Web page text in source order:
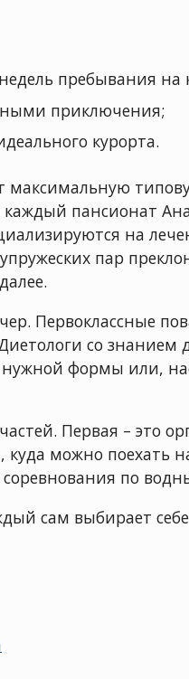
пребывания на
приключения;
курорта.
максимальную
пансионат
на
пар
Первоклассные
со знанием
формы или,
Первая – это
можно поехать
по
сам выбирает